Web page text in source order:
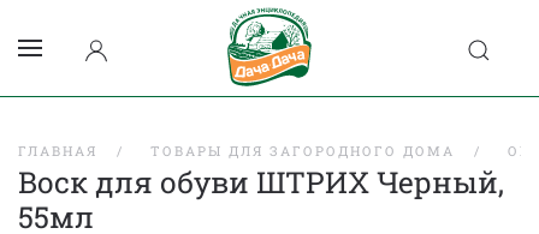
ГЛАВНАЯ ТОВАРЫ ДЛЯ ЗАГОРОДНОГО ДОМА
Воск для обуви ШТРИХ Черный,
55мл